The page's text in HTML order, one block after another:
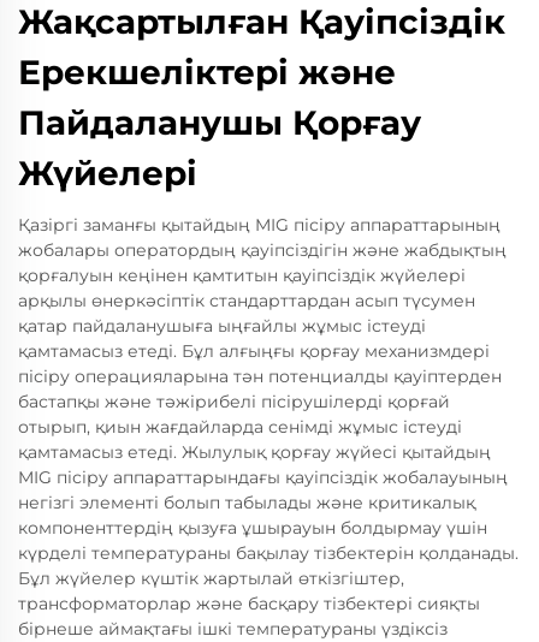
Жақсартылған Қауіпсіздік
Ерекшеліктері және
Пайдаланушы Қорғау
Жүйелері
Қазіргі заманғы қытайдың MIG пісіру аппараттарының
жобалары оператордың қауіпсіздігін және жабдықтың
қорғалуын кеңінен қамтитын қауіпсіздік жүйелері
арқылы өнеркәсіптік стандарттардан асып түсумен
қатар пайдаланушыға ыңғайлы жұмыс істеуді
қамтамасыз етеді. Бұл алғыңғы қорғау механизмдері
пісіру операцияларына тән потенциалды қауіптерден
бастапқы және тәжірибелі пісірушілерді қорғай
отырып, қиын жағдайларда сенімді жұмыс істеуді
қамтамасыз етеді. Жылулық қорғау жүйесі қытайдың
MIG пісіру аппараттарындағы қауіпсіздік жобалауының
негізгі элементі болып табылады және критикалық
компоненттердің қызуға ұшырауын болдырмау үшін
күрделі температураны бақылау тізбектерін қолданады.
Бұл жүйелер күштік жартылай өткізгіштер,
трансформаторлар және басқару тізбектері сияқты
бірнеше аймақтағы ішкі температураны үздіксіз